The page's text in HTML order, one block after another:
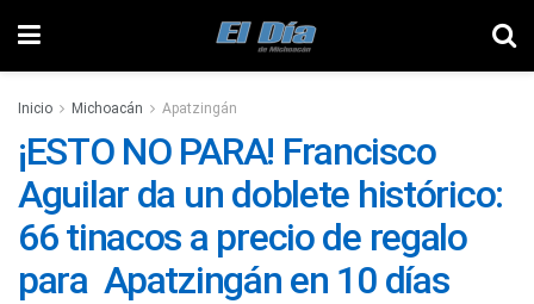
Inicio Michoacán Apatzingán
¡ESTO NO PARA! Francisco
Aguilar da un doblete histórico:
66 tinacos a precio de regalo
para Apatzingán en 10 días